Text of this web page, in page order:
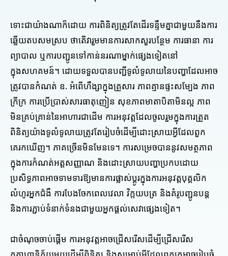
ទោះជាយ៉ាងណាក៏ដោយ ការពិនិត្យត្រូវតែដើរទន្ទឹមគ្នាជាមួយនឹងការ
ឆ្លើយតបសមស្រប ថាតើវារួមមានការសាកសួរបន្ថែម ការធានា ការ
ព្យាបាល ឬការបញ្ជូនទៅកាន់នរណាម្នាក់ផ្សេងទៀតនៅ
ក្នុងសហគមន៍។ ដោយទទួលបានបញ្ជីទូលំទូលាយនៃបញ្ហាដែលអាច
ត្រូវបានកំណត់ ឧ. អំពើហឹង្សាក្នុងគ្រួសារ ភាពគ្មានផ្ទះសម្បែង ភាព
ក្រីក្រ ការប្រើប្រាស់សារធាតុញៀន សុខភាពមាតាបិតាមិនល្អ ភាព
មិនគ្រប់គ្រាន់នៃអាហារជាដើម ការអនុវត្តដែលចូលរួមក្នុងការត្រួត
ពិនិត្យយ៉ាងទូលំទូលាយត្រូវតែរៀបចំដើម្បីដោះស្រាយអ្វីដែលពួក
គេរកឃើញ។ ភាគច្រើនមិនមែនទេ។ ការសម្រេចបាននូវសមត្ថភាព
ក្នុងការកំណត់អត្តសញ្ញាណ និងដោះស្រាយបញ្ហាប្រកបដោយ
ប្រសិទ្ធភាពអាចទាមទារឱ្យមានការផ្លាស់ប្តូរក្នុងការអនុវត្តបុគ្គលិក
លំហូរអ្នកជំងឺ ការបែងចែកពេលវេលា វិក្កយបត្រ និងគំរូបញ្ជូនបន្ត
និងការភ្ជាប់ទំនាក់ទំនងជាមួយអ្នកផ្តល់សេវាផ្សេងទៀត។
ជាចំណុចចាប់ផ្តើម ការអនុវត្តអាចជ្រើសរើសដើម្បីជ្រើសរើស